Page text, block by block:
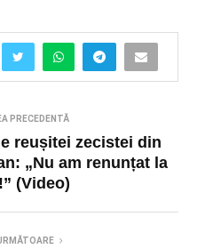
PRECEDENTĂ
reușitei zecistei din
„Nu am renunțat la
(Video)